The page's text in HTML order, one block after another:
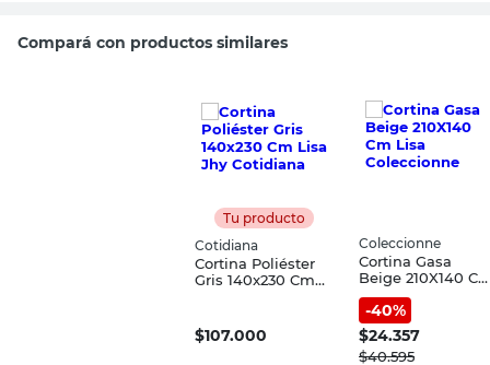
Compará con productos similares
Tu producto
Cotidiana
Cortina Poliéster
Gris 140x230 Cm
$107.000
Coleccionne
Cortina Gasa
Beige 210X140
Lisa Coleccionne
-40%
$24.357
$40.595